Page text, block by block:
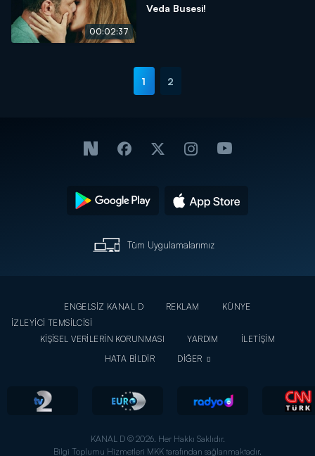
00:02:37
Veda Busesi!
1 2
Tüm Uygulamalarımız
ENGELSİZ KANAL D REKLAM
KÜNYE
İZLEYİCİ TEMSİLCİSİ
KİŞİSEL VERİLERİN KORUNMASI
YARDIM
İLETİŞİM
HATA BİLDİR
DİĞER
KANAL D © 2026. Her Hakkı Saklıdır.
Bilgi Toplumu Hizmetleri MKK tarafından sağlanmaktadır.